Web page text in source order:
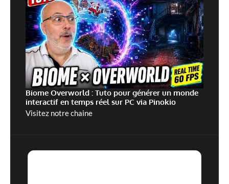
Biome Overworld : Tuto pour générer un monde
interactif en temps réel sur PC via Pinokio
Visitez notre chaine